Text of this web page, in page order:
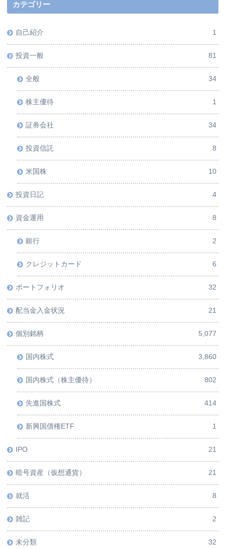
カテゴリー
自己紹介 1
投資一般 81
全般 34
株主優待 1
証券会社 34
投資信託 8
米国株 10
投資日記 4
資金運用 8
銀行 2
クレジットカード 6
ポートフォリオ 32
配当金入金状況 21
個別銘柄 5,077
国内株式 3,860
国内株式（株主優待） 802
先進国株式 414
新興国債権ETF 1
IPO 21
暗号資産（仮想通貨） 21
就活 8
雑記 2
未分類 32